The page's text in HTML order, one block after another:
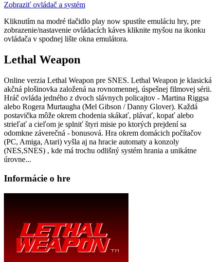
Zobraziť ovládač a systém
Kliknutím na modré tlačidlo play now spustíte emuláciu hry, pre
zobrazenie/nastavenie ovládacích káves kliknite myšou na ikonku
ovládača v spodnej lište okna emulátora.
Lethal Weapon
Online verzia Lethal Weapon pre SNES. Lethal Weapon je klasická
akčná plošinovka založená na rovnomennej, úspešnej filmovej sérii.
Hráč ovláda jedného z dvoch slávnych policajtov - Martina Riggsa
alebo Rogera Murtaugha (Mel Gibson / Danny Glover). Každá
postavička môže okrem chodenia skákať, plávať, kopať alebo
strieľať a cieľom je splniť štyri misie po ktorých prejdení sa
odomkne záverečná - bonusová. Hra okrem domácich počítačov
(PC, Amiga, Atari) vyšla aj na hracie automaty a konzoly
(NES,SNES) , kde má trochu odlišný systém hrania a unikátne
úrovne...
Informácie o hre